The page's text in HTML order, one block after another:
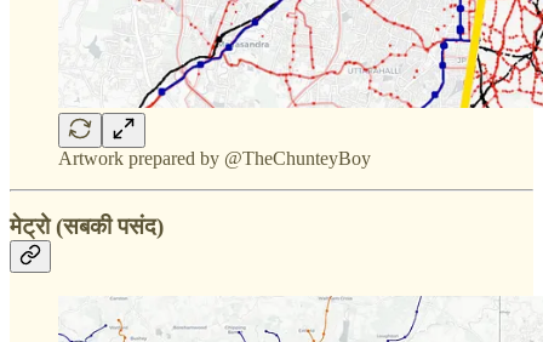
Artwork prepared by @TheChunteyBoy
मेट्रो (सबकी पसंद)